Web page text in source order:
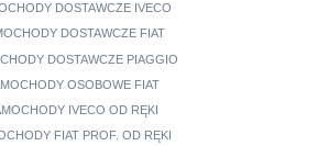
DOSTAWCZE IVECO
DOSTAWCZE FIAT
DOSTAWCZE PIAGGIO
OSOBOWE FIAT
IVECO OD RĘKI
FIAT PROF. OD RĘKI